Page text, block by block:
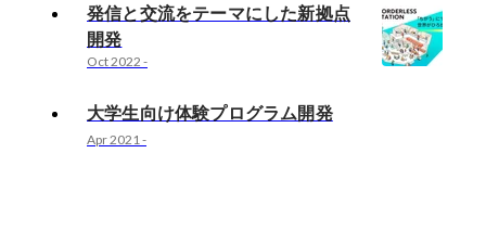
発信と交流をテーマにした新拠点
開発
Oct 2022 -
大学生向け体験プログラム開発
Apr 2021-